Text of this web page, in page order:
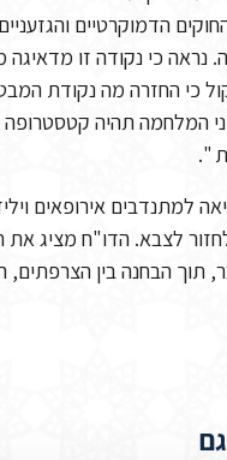
הדמוקרטיים
נראה כי נקודה זו
כי החזרה מה נקודת
המלחמה תהיה
".
למתנדבים אירופאים
לצבא. הדו"ח מציג את
-18 בנובמבר, תוך הבחנה בין